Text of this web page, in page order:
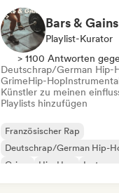
Bars & Gains
Playlist-Kurator
> 1100 Antworten
Deutschrap/German Hip-
GrimeHip-Hop
Künstler zu meinen
Playlists hinzufügen
Französischer Rap
Deutschrap/German Hip-
Grime
Hip-Hop